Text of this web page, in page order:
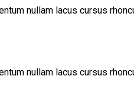
nullam lacus cursus
nullam lacus cursus